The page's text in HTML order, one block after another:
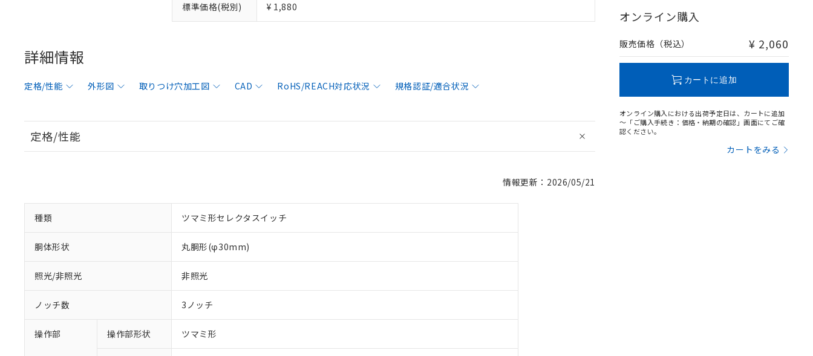
標準価格(税別) ¥ 1,880
詳細情報
定格/性能 外形図 取りつけ穴加工図 CAD RoHS/REACH対応状況 規格認証/適合状況
定格/性能
情報更新：2026/05/21
種類 ツマミ形セレクタスイッチ
胴体形状 丸胴形(φ30mm)
照光/非照光 非照光
ノッチ数 3ノッチ
操作部 操作部形状 ツマミ形
オンライン購入
販売価格（税込） ¥ 2,060
カートに追加
オンライン購入における出荷予定日は、カートに追加
～「ご購入手続き：価格・納期の確認」画面にてご確
認ください。
カートをみる